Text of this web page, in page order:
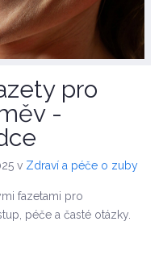
pro
-
v Zdraví a péče o zuby
fazetami pro
péče a časté otázky.